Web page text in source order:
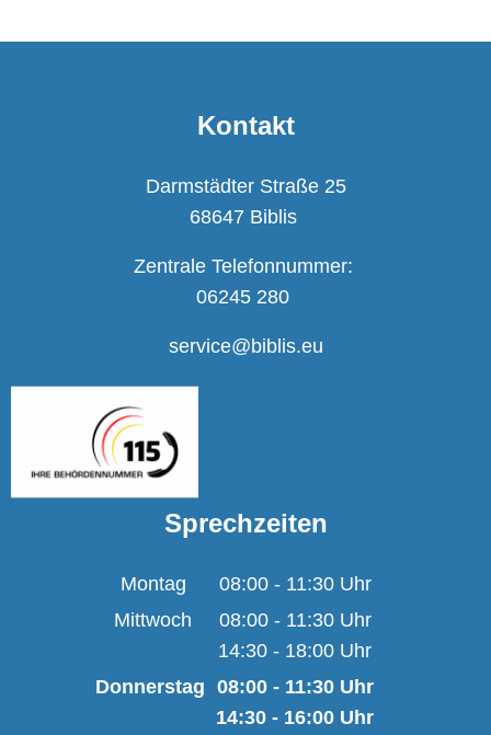
Kontakt
Darmstädter Straße 25
68647 Biblis
Zentrale Telefonnummer:
06245 280
service@biblis.eu
Sprechzeiten
Montag 08:00- 11:30Uhr
Von 08:00 bis 11:30
Mittwoch 08:00- 11:30Uhr
Von 08:00 bis 11:30
14:30 - 18:00 Uhr
Von 14:30 bis 18:00
Donnerstag 08:00- 11:30Uhr
Von 08:00 bis 11:30
14:30 - 16:00 Uhr